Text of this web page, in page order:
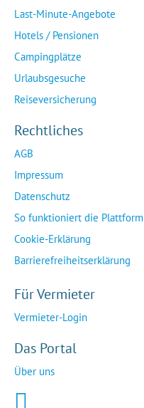
Last-Minute-Angebote
Hotels / Pensionen
Campingplätze
Urlaubsgesuche
Reiseversicherung
Rechtliches
AGB
Impressum
Datenschutz
So funktioniert die Plattform
Cookie-Erklärung
Barrierefreiheitserklärung
Für Vermieter
Vermieter-Login
Das Portal
Über uns